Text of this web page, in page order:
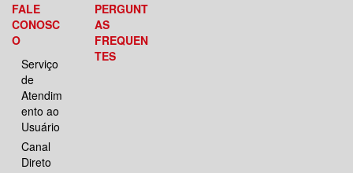
FALE
CONOSC
O
Serviço
de
Atendim
ento ao
Usuário
Canal
Direto
PERGUNT
AS
FREQUEN
TES